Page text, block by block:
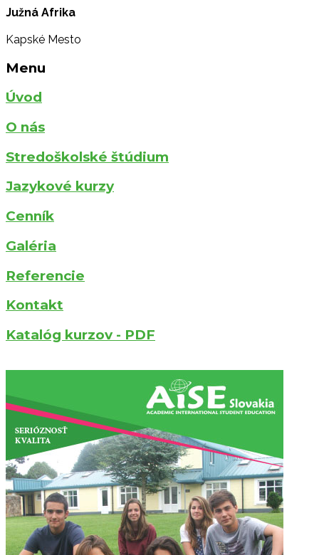
Južná Afrika
Kapské Mesto
Menu
Úvod
O nás
Stredoškolské štúdium
Jazykové kurzy
Cenník
Galéria
Referencie
Kontakt
Katalóg kurzov - PDF